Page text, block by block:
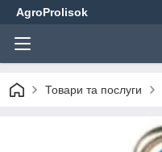
AgroProlisok
Товари та послуги